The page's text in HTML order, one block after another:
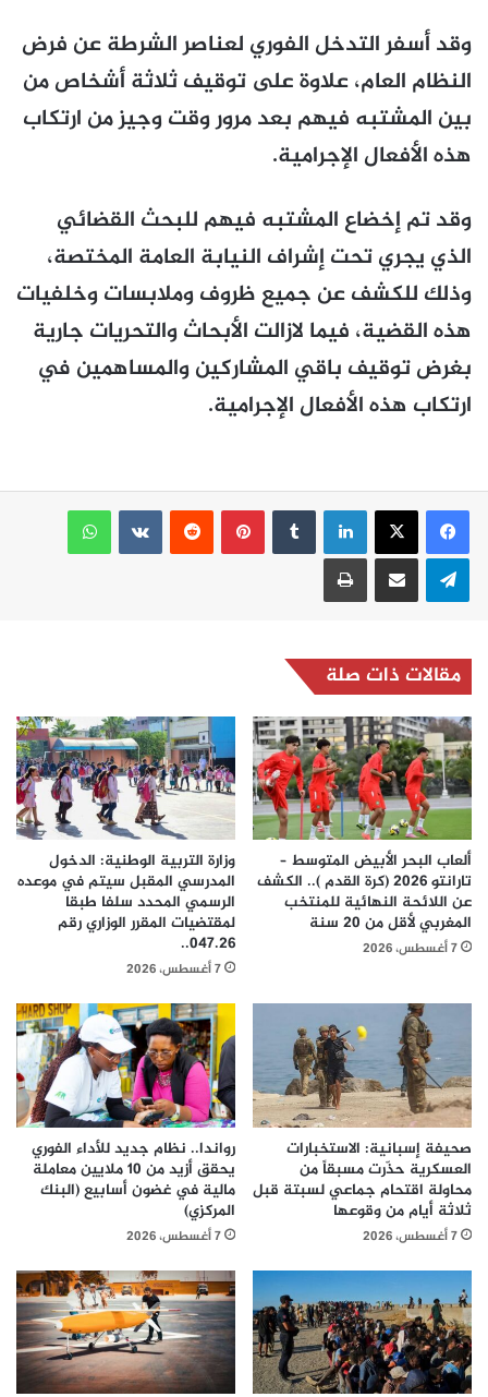
وقد أسفر التدخل الفوري لعناصر الشرطة عن فرض
النظام العام، علاوة على توقيف ثلاثة أشخاص من
بين المشتبه فيهم بعد مرور وقت وجيز من ارتكاب
هذه الأفعال الإجرامية.
وقد تم إخضاع المشتبه فيهم للبحث القضائي
الذي يجري تحت إشراف النيابة العامة المختصة،
وذلك للكشف عن جميع ظروف وملابسات وخلفيات
هذه القضية، فيما لازالت الأبحاث والتحريات جارية
بغرض توقيف باقي المشاركين والمساهمين في
ارتكاب هذه الأفعال الإجرامية.
لينكدإن بينتيريست
واتساب
تيلقرام مشاركة عبر البريد طباعة
مقالات ذات صلة
ألعاب البحر الأبيض المتوسط –
تارانتو 2026 (كرة القدم ).. الكشف
عن اللائحة النهائية للمنتخب
المغربي لأقل من 20 سنة
7 أغسطس، 2026
وزارة التربية الوطنية: الدخول
المدرسي المقبل سیتم في موعده
الرسمي المحدد سلفا طبقا
لمقتضیات المقرر الوزاري رقم
047.26..
7 أغسطس، 2026
صحيفة إسبانية: الاستخبارات
العسكرية حذّرت مسبقاً من
محاولة اقتحام جماعي لسبتة قبل
ثلاثة أيام من وقوعها
7 أغسطس، 2026
رواندا.. نظام جديد للأداء الفوري
يحقق أزيد من 10 ملايين معاملة
مالية في غضون أسابيع (البنك
المركزي)
7 أغسطس، 2026